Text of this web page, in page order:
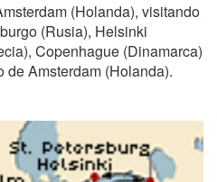
(Holanda), visitando
(Rusia), Helsinki
Copenhague (Dinamarca)
de Amsterdam (Holanda).